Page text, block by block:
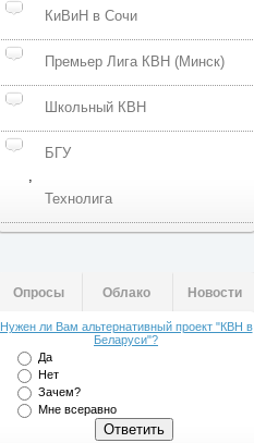
КиВиН в Сочи
Премьер Лига КВН (Минск)
Школьный КВН
БГУ
Технолига
Опросы Облако Новости
Нужен ли Вам альтернативный проект "КВН в
Беларуси"?
Да
Нет
Зачем?
Мне всеравно